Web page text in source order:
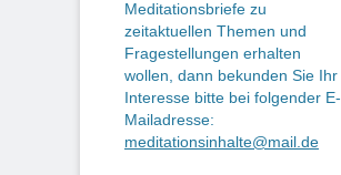
Meditationsbriefe zu
zeitaktuellen Themen und
Fragestellungen erhalten
wollen, dann bekunden Sie Ihr
Interesse bitte bei folgender E-
Mailadresse:
meditationsinhalte@mail.de